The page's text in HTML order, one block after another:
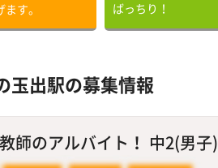
す。
ばっちり！
玉出駅の募集情報
師のアルバイト！ 中2(男子)